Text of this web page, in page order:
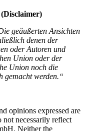
geäußerten Ansichten
denen der
oder Autoren und
Union oder der
Union noch die
gemacht werden.“
opinions expressed are
necessarily reflect
Neither the